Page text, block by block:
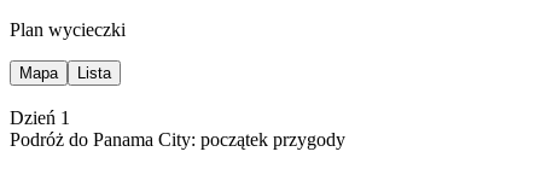
Plan wycieczki
Mapa Lista
Dzień 1
Podróż do Panama City: początek przygody